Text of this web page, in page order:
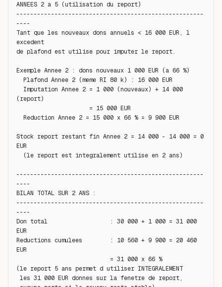
ANNEES 2 a 5 (utilisation du report)
------------------------------------------------------
----
Tant que les nouveaux dons annuels < 16 000 EUR, l
excedent
de plafond est utilise pour imputer le report.
Exemple Annee 2 : dons nouveaux 1 000 EUR (a 66 %)
(report)
Stock report restant fin Annee 2 = 14 000 - 14 000 = 0
EUR
------------------------------------------------------
----
BILAN TOTAL SUR 2 ANS :
------------------------------------------------------
----
Don total                  : 30 000 + 1 000 = 31 000
EUR
Reductions cumulees        : 10 560 + 9 900 = 20 460
EUR
(le report 5 ans permet d utiliser INTEGRALEMENT